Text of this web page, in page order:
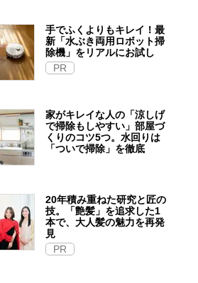
手でふくよりもキレイ！最
新「水ぶき両用ロボット掃
除機」をリアルにお試し
PR
家がキレイな人の「涼しげ
で掃除もしやすい」部屋づ
くりのコツ5つ。水回りは
「ついで掃除」を徹底
20年積み重ねた研究と匠の
技。「艶髪」を追求した1
本で、大人髪の魅力を再発
見
PR